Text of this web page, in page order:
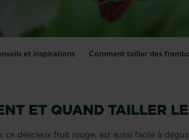
et inspirations Comment tailler des
ET QUAND TAILLER
ce délicieux fruit rouge, est aussi facile à